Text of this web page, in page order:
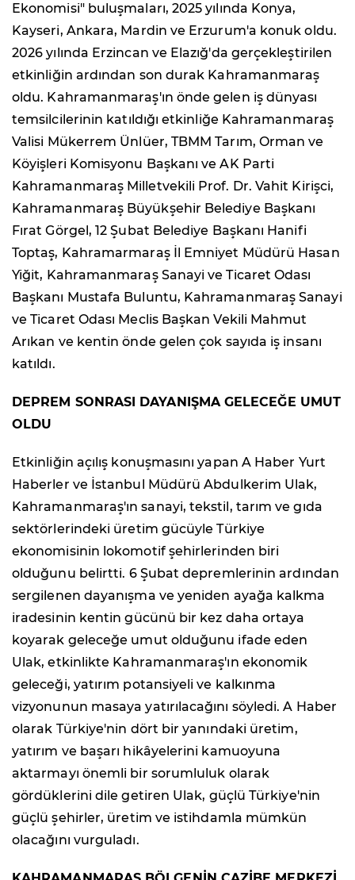
Ekonomisi" buluşmaları, 2025 yılında Konya,
Kayseri, Ankara, Mardin ve Erzurum'a konuk oldu.
2026 yılında Erzincan ve Elazığ'da gerçekleştirilen
etkinliğin ardından son durak Kahramanmaraş
oldu. Kahramanmaraş'ın önde gelen iş dünyası
temsilcilerinin katıldığı etkinliğe Kahramanmaraş
Valisi Mükerrem Ünlüer, TBMM Tarım, Orman ve
Köyişleri Komisyonu Başkanı ve AK Parti
Kahramanmaraş Milletvekili Prof. Dr. Vahit Kirişci,
Kahramanmaraş Büyükşehir Belediye Başkanı
Fırat Görgel, 12 Şubat Belediye Başkanı Hanifi
Toptaş, Kahramarmaraş İl Emniyet Müdürü Hasan
Yiğit, Kahramanmaraş Sanayi ve Ticaret Odası
Başkanı Mustafa Buluntu, Kahramanmaraş Sanayi
ve Ticaret Odası Meclis Başkan Vekili Mahmut
Arıkan ve kentin önde gelen çok sayıda iş insanı
katıldı.
DEPREM SONRASI DAYANIŞMA GELECEĞE UMUT
OLDU
Etkinliğin açılış konuşmasını yapan A Haber Yurt
Haberler ve İstanbul Müdürü Abdulkerim Ulak,
Kahramanmaraş'ın sanayi, tekstil, tarım ve gıda
sektörlerindeki üretim gücüyle Türkiye
ekonomisinin lokomotif şehirlerinden biri
olduğunu belirtti. 6 Şubat depremlerinin ardından
sergilenen dayanışma ve yeniden ayağa kalkma
iradesinin kentin gücünü bir kez daha ortaya
koyarak geleceğe umut olduğunu ifade eden
Ulak, etkinlikte Kahramanmaraş'ın ekonomik
geleceği, yatırım potansiyeli ve kalkınma
vizyonunun masaya yatırılacağını söyledi. A Haber
olarak Türkiye'nin dört bir yanındaki üretim,
yatırım ve başarı hikâyelerini kamuoyuna
aktarmayı önemli bir sorumluluk olarak
gördüklerini dile getiren Ulak, güçlü Türkiye'nin
güçlü şehirler, üretim ve istihdamla mümkün
olacağını vurguladı.